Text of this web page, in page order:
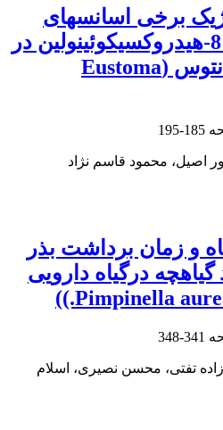
برخی اسانس‏های
گیاهی در مقایسه با 8-‌هیدروکسی‏کوئینولین در
گل شاخه‌بریدة لیزیانتوس (Eustoma
185-195
محمود قاسم نژاد
و زمان برداشت بذر
درگیاه دارویی
341-348
تفتی، محسن نصیری، اسلام